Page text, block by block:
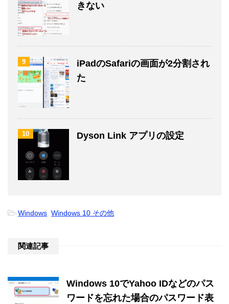
きない
9
iPadのSafariの画面が2分割され
た
10 Dyson Link アプリの設定
-Windows, Windows 10 その他
関連記事
Windows 10でYahoo IDなどのパス
ワードを忘れた場合のパスワード表